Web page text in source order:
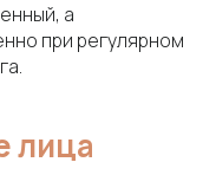
а
при регулярном
лица